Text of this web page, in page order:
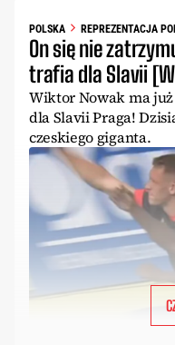
POLSKA REPREZENTACJA
On się nie
trafia dla Slavii
Wiktor Nowak ma
dla Slavii Praga!
czeskiego giganta.